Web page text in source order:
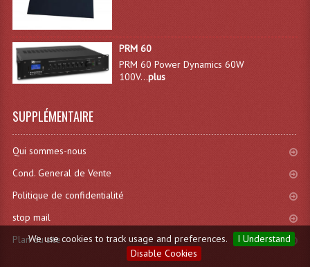
We use cookies to track usage and preferences.
I Understand
Disable Cookies
PRM 60
PRM 60 Power Dynamics 60W
100V...plus
SUPPLÉMENTAIRE
Qui sommes-nous
Cond. General de Vente
Politique de confidentialité
stop mail
Plan du site